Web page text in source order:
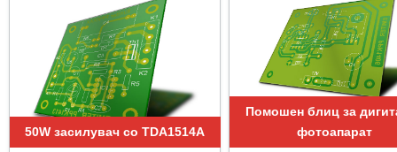
50W засилувач со TDA1514A
Помошен блиц за
фотоапарат